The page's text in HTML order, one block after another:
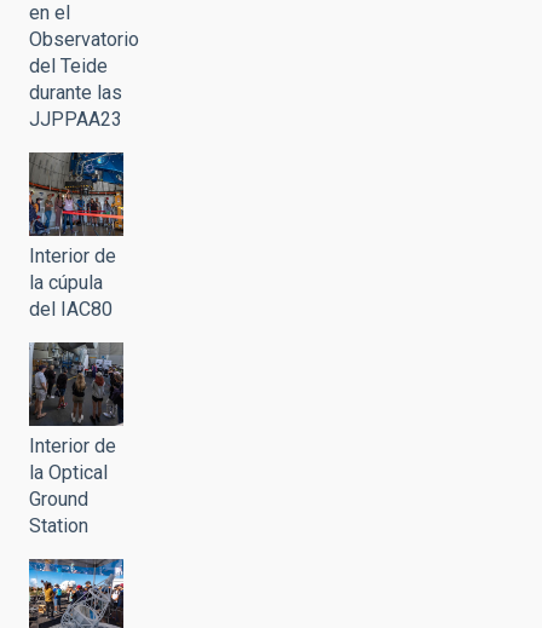
en el
Observatorio
del Teide
durante las
JJPPAA23
Interior de
la cúpula
del IAC80
Interior de
la Optical
Ground
Station